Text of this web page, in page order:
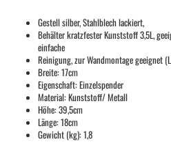
Gestell silber, Stahlblech lackiert,
Behälter kratzfester Kunststoff 3,5L,
einfache
Reinigung, zur Wandmontage geeignet
Breite: 17cm
Eigenschaft: Einzelspender
Material: Kunststoff/ Metall
Höhe: 39,5cm
Länge: 18cm
Gewicht (kg): 1,8